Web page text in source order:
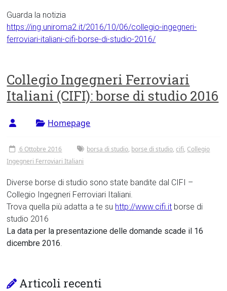
Guarda la notizia
https://ing.uniroma2.it/2016/10/06/collegio-ingegneri-
ferroviari-italiani-cifi-borse-di-studio-2016/
Collegio Ingegneri Ferroviari
Italiani (CIFI): borse di studio 2016
Homepage
6 Ottobre 2016 borsa di studio, borse di studio,cifi, Collegio
Ingegneri Ferroviari Italiani
Diverse borse di studio sono state bandite dal CIFI –
Collegio Ingegneri Ferroviari Italiani.
Trova quella più adatta a te su http://www.cifi.it borse di
studio 2016
La data per la presentazione delle domande scade il 16
dicembre 2016
Articoli recenti